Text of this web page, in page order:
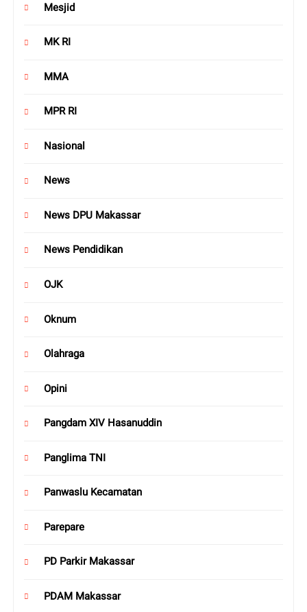
Mesjid
MK RI
MMA
MPR RI
Nasional
News
News DPU Makassar
News Pendidikan
OJK
Oknum
Olahraga
Opini
Pangdam XIV Hasanuddin
Panglima TNI
Panwaslu Kecamatan
Parepare
PD Parkir Makassar
PDAM Makassar